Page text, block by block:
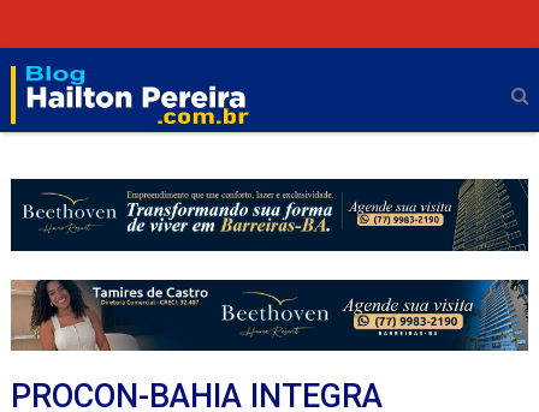
PROCON-BAHIA INTEGRA